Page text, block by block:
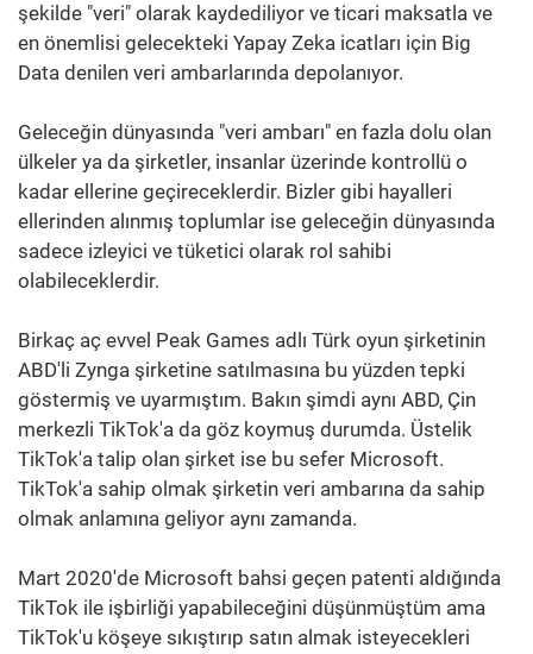
şekilde "veri" olarak kaydediliyor ve ticari maksatla ve
en önemlisi gelecekteki Yapay Zeka icatları için Big
Data denilen veri ambarlarında depolanıyor.
Geleceğin dünyasında "veri ambarı" en fazla dolu olan
ülkeler ya da şirketler, insanlar üzerinde kontrollü o
kadar ellerine geçireceklerdir. Bizler gibi hayalleri
ellerinden alınmış toplumlar ise geleceğin dünyasında
sadece izleyici ve tüketici olarak rol sahibi
olabileceklerdir.
Birkaç aç evvel Peak Games adlı Türk oyun şirketinin
ABD'li Zynga şirketine satılmasına bu yüzden tepki
göstermiş ve uyarmıştım. Bakın şimdi aynı ABD, Çin
merkezli TikTok'a da göz koymuş durumda. Üstelik
TikTok'a talip olan şirket ise bu sefer Microsoft.
TikTok'a sahip olmak şirketin veri ambarına da sahip
olmak anlamına geliyor aynı zamanda.
Mart 2020'de Microsoft bahsi geçen patenti aldığında
TikTok ile işbirliği yapabileceğini düşünmüştüm ama
TikTok'u köşeye sıkıştırıp satın almak isteyecekleri